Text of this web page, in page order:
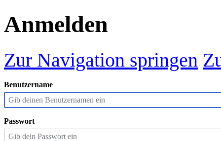
Anmelden
Zur Navigation springen
Benutzername
Passwort